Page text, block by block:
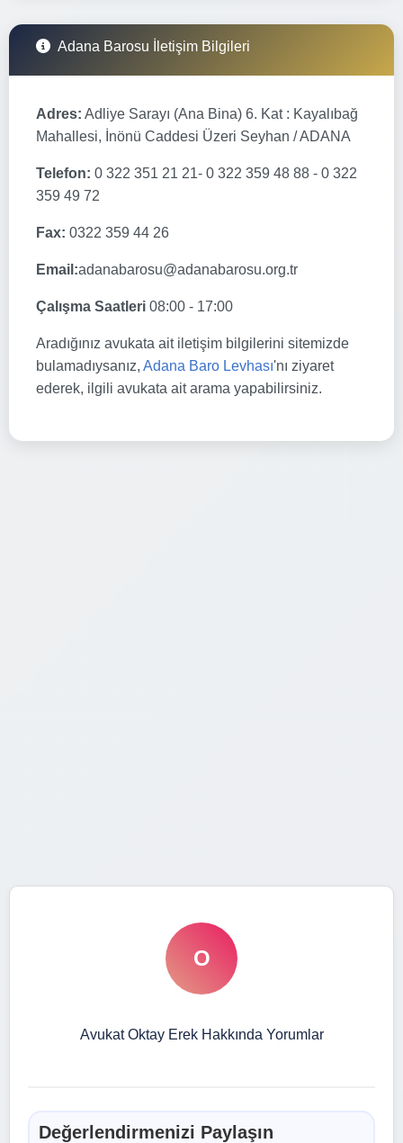
Adana Barosu İletişim Bilgileri
Adres: Adliye Sarayı (Ana Bina) 6. Kat : Kayalıbağ
Mahallesi, İnönü Caddesi Üzeri Seyhan / ADANA
Telefon: 0 322 351 21 21- 0 322 359 48 88 - 0 322
359 49 72
Fax: 0322 359 44 26
Email:adanabarosu@adanabarosu.org.tr
Çalışma Saatleri 08:00 - 17:00
Aradığınız avukata ait iletişim bilgilerini sitemizde
bulamadıysanız, Adana Baro Levhası'nı ziyaret
ederek, ilgili avukata ait arama yapabilirsiniz.
O
Avukat Oktay Erek Hakkında Yorumlar
Değerlendirmenizi Paylaşın